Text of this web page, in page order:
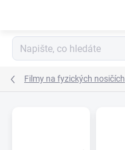
Filmy na fyzických nosičích